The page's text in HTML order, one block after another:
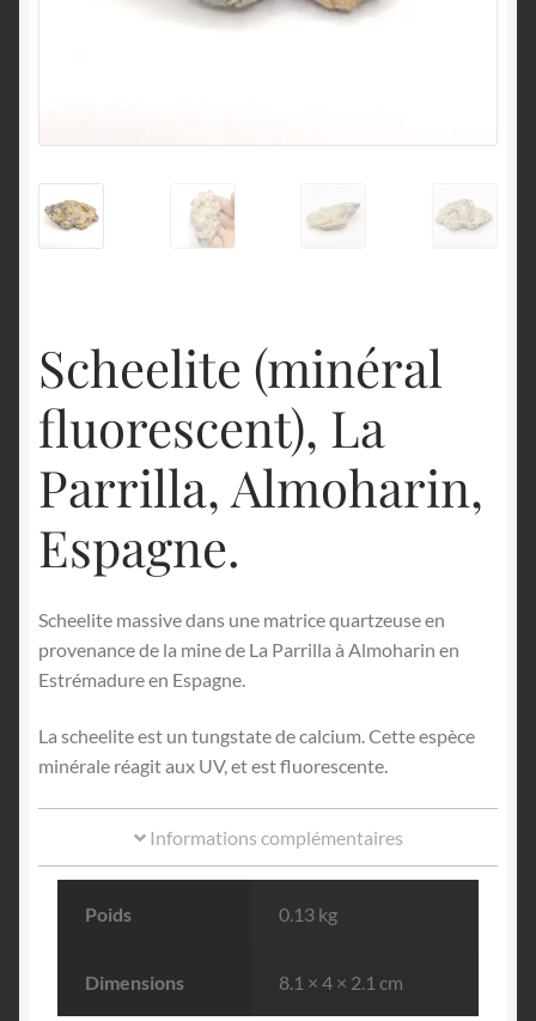
Scheelite (minéral
fluorescent), La
Parrilla, Almoharin,
Espagne.
Scheelite massive dans une matrice quartzeuse en
provenance de la mine de La Parrilla à Almoharin en
Estrémadure en Espagne.
La scheelite est un tungstate de calcium. Cette espèce
minérale réagit aux UV, et est fluorescente.
Informations complémentaires
Poids 0.13 kg
Dimensions 8.1 × 4 × 2.1 cm